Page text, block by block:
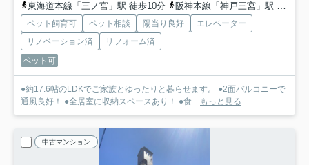
東海道本線「三ノ宮」駅 徒歩10分
阪神本線「神戸三宮」駅 徒歩10分
ペット飼育可 ペット相談 陽当り良好
エレベーター
リノベーション済
リフォーム済
ペット可
●約17.6帖のLDKでご家族とゆったりと暮らせます。 ●2面バルコニーで
通風良好！ ●全居室に収納スペースあり！ ●食... もっと見る
中古マンション